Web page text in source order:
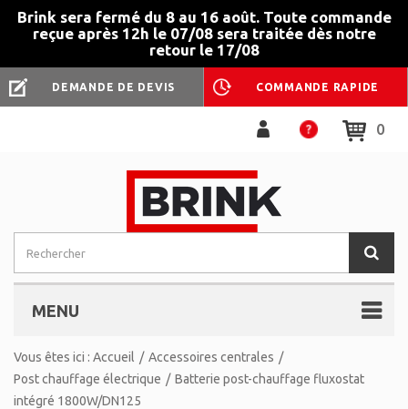
Brink sera fermé du 8 au 16 août. Toute commande
reçue après 12h le 07/08 sera traitée dès notre
retour le 17/08
DEMANDE DE DEVIS COMMANDE RAPIDE
0
MENU
Vous êtes ici : Accueil / Accessoires centrales /
Post chauffage électrique / Batterie post-chauffage fluxostat
intégré 1800W/DN125